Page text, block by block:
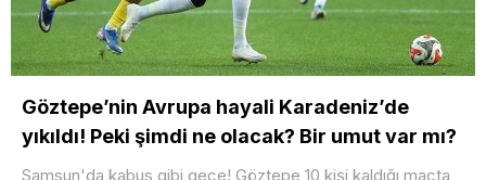
Göztepe’nin Avrupa hayali Karadeniz’de
yıkıldı! Peki şimdi ne olacak? Bir umut var mı?
Samsun'da kabus gibi gece! Göztepe 10 kişi kaldığı maçta